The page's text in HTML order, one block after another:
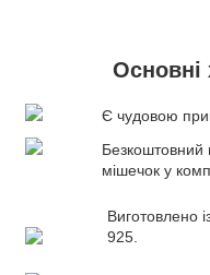
Основні
Є чудовою
Безкоштовний
мішечок у
Виготовлено
925.